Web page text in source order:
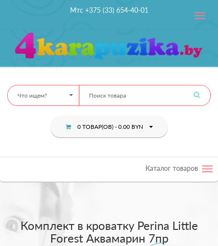
Мтс +375 (33) 654-40-01
Toggle
Что ищем?
0 ТОВАР(ОВ) - 0.00 BYN
Каталог товаров
Комплект в кроватку Perina Little
Forest Аквамарин 7пр